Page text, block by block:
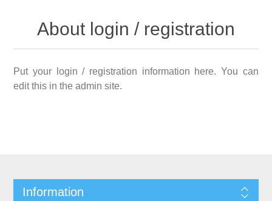
About login / registration
Put your login / registration information here. You can
edit this in the admin site.
Information